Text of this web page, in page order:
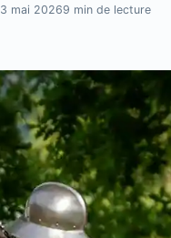
3 mai 20269 min de lecture